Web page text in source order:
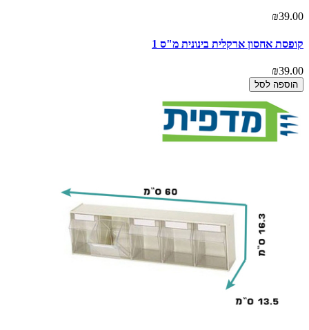
₪39.00
קופסת אחסון ארקלית בינונית מ"ס 1
₪39.00
הוספה לסל